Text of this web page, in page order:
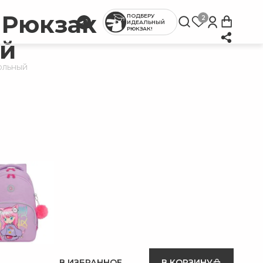
ПОДБЕРУ
ИДЕАЛЬНЫЙ
РЮКЗАК!
2
Рюкзак